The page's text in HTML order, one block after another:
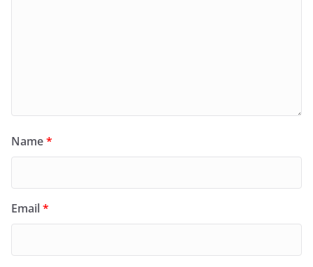
Name*
Email*